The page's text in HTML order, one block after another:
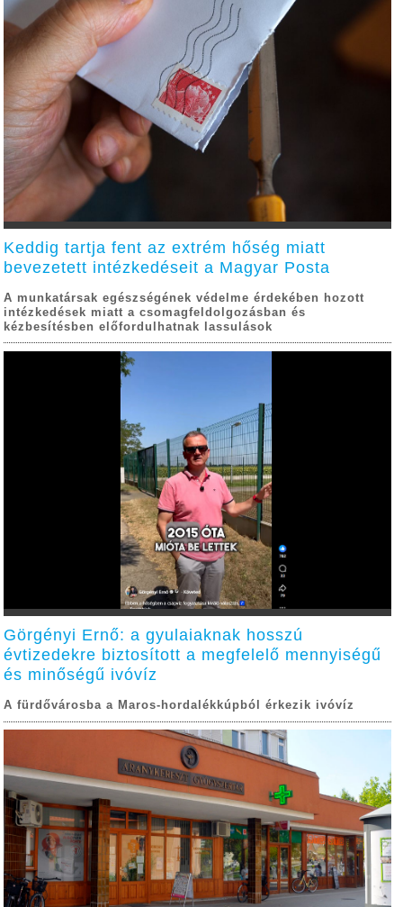
Keddig tartja fent az extrém hőség miatt
bevezetett intézkedéseit a Magyar Posta
A munkatársak egészségének védelme érdekében hozott
intézkedések miatt a csomagfeldolgozásban és
kézbesítésben előfordulhatnak lassulások
Görgényi Ernő: a gyulaiaknak hosszú
évtizedekre biztosított a megfelelő mennyiségű
és minőségű ivóvíz
A fürdővárosba a Maros-hordalékkúpból érkezik ivóvíz